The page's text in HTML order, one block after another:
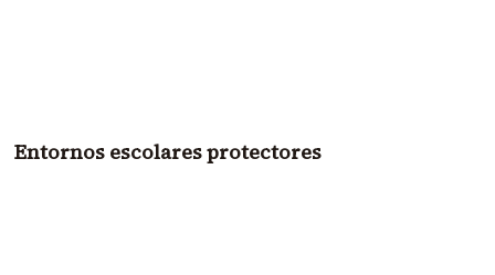
Entornos escolares protectores